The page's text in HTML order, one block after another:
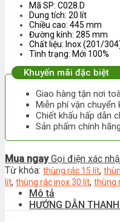
Mã SP: C028.D
Dung tích: 20 lít
Chiều cao: 445 mm
Đường kính: 285 mm
Chất liệu: Inox (201/
Tình trạng: Mới 100%
Khuyến mãi đặc biệt
Giao hàng tận nơi
Miễn phí vận chuyển
Chiết khấu hấp dẫn
Sản phẩm chính
Mua ngay Gọi điện xác
Từ khóa: thùng rác 15 lít,
lít, thùng rác inox 30 lít, thùng
Mô tả
HƯỚNG DẪN